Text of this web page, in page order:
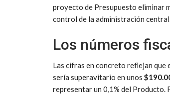
proyecto de Presupuesto eliminar
control de la administración
Los números
Las cifras en concreto reflejan
sería superavitario en unos
representar un 0,1% del Producto.